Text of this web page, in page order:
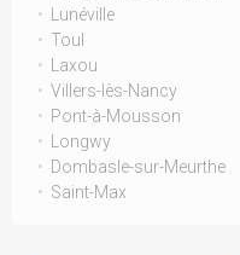
Lunéville
Toul
Laxou
Villers-lès-Nancy
Pont-à-Mousson
Longwy
Dombasle-sur-Meurthe
Saint-Max